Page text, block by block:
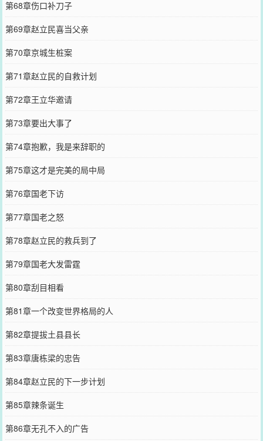
第68章伤口补刀子
第69章赵立民喜当父亲
第70章京城生桩案
第71章赵立民的自救计划
第72章王立华邀请
第73章要出大事了
第74章抱歉，我是来辞职的
第75章这才是完美的局中局
第76章国老下访
第77章国老之怒
第78章赵立民的救兵到了
第79章国老大发雷霆
第80章刮目相看
第81章一个改变世界格局的人
第82章提拔土县县长
第83章唐栋梁的忠告
第84章赵立民的下一步计划
第85章辣条诞生
第86章无孔不入的广告